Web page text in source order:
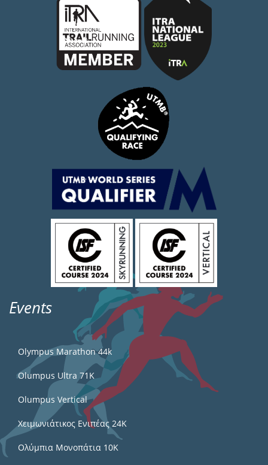
Events
Olympus Marathon 44k
Olumpus Ultra 71K
Olumpus Vertical
Χειμωνιάτικος Ενιπέας 24Κ
Ολύμπια Μονοπάτια 10Κ